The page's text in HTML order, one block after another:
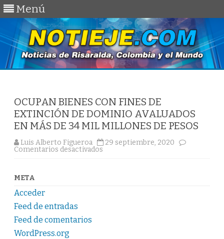
Menú
OCUPAN BIENES CON FINES DE
EXTINCIÓN DE DOMINIO AVALUADOS
EN MÁS DE 34 MIL MILLONES DE PESOS
Luis Alberto Figueroa
29 septiembre, 2020
Comentarios desactivados
META
Acceder
Feed de entradas
Feed de comentarios
WordPress.org